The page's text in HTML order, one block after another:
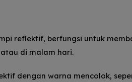
reflektif, berfungsi untuk
di malam hari.
dengan warna mencolok,